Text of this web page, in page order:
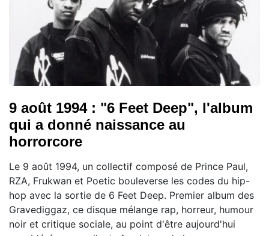
9 août 1994 : "6 Feet Deep", l'album
qui a donné naissance au
horrorcore
Le 9 août 1994, un collectif composé de Prince Paul,
RZA, Frukwan et Poetic bouleverse les codes du hip-
hop avec la sortie de 6 Feet Deep. Premier album des
Gravediggaz, ce disque mélange rap, horreur, humour
noir et critique sociale, au point d'être aujourd'hui